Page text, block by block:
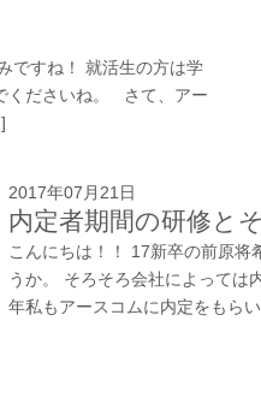
ですね！ 就活生の方は学
くださいね。 さて、アー
2017年07月21日
内定者期間の研修と
こんにちは！！ 17新卒の前原
うか。 そろそろ会社によって
年私もアースコムに内定をもら